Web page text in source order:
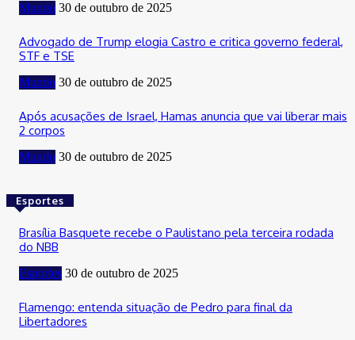
Mundo 30 de outubro de 2025
Advogado de Trump elogia Castro e critica governo federal,
STF e TSE
Mundo 30 de outubro de 2025
Após acusações de Israel, Hamas anuncia que vai liberar mais
2 corpos
Mundo 30 de outubro de 2025
Esportes
Brasília Basquete recebe o Paulistano pela terceira rodada
do NBB
Esportes 30 de outubro de 2025
Flamengo: entenda situação de Pedro para final da
Libertadores